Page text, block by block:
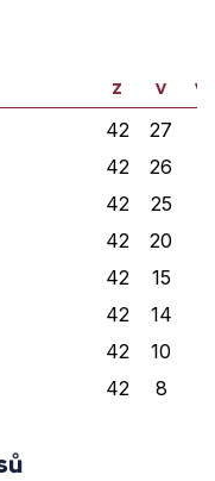
Z V VP
42 27
42 26
42 25
42 20
42 15
42 14
42 10
42 8